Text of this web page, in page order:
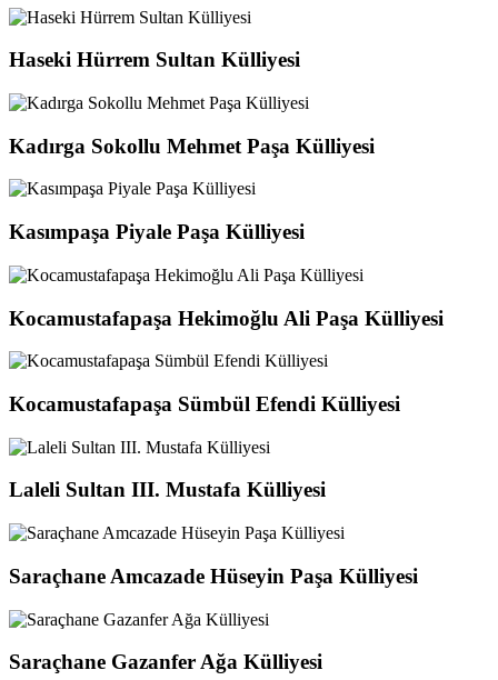
Haseki Hürrem Sultan Külliyesi
Kadırga Sokollu Mehmet Paşa Külliyesi
Kasımpaşa Piyale Paşa Külliyesi
Kocamustafapaşa Hekimoğlu Ali Paşa Külliyesi
Kocamustafapaşa Sümbül Efendi Külliyesi
Laleli Sultan III. Mustafa Külliyesi
Saraçhane Amcazade Hüseyin Paşa Külliyesi
Saraçhane Gazanfer Ağa Külliyesi